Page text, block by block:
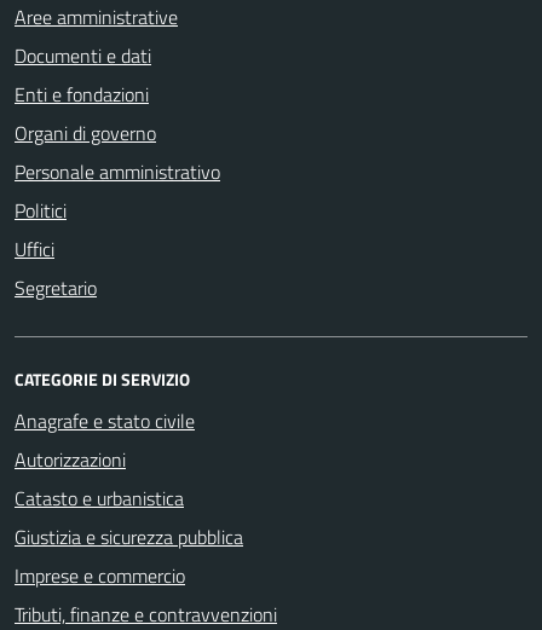
Aree amministrative
Documenti e dati
Enti e fondazioni
Organi di governo
Personale amministrativo
Politici
Uffici
Segretario
CATEGORIE DI SERVIZIO
Anagrafe e stato civile
Autorizzazioni
Catasto e urbanistica
Giustizia e sicurezza pubblica
Imprese e commercio
Tributi, finanze e contravvenzioni